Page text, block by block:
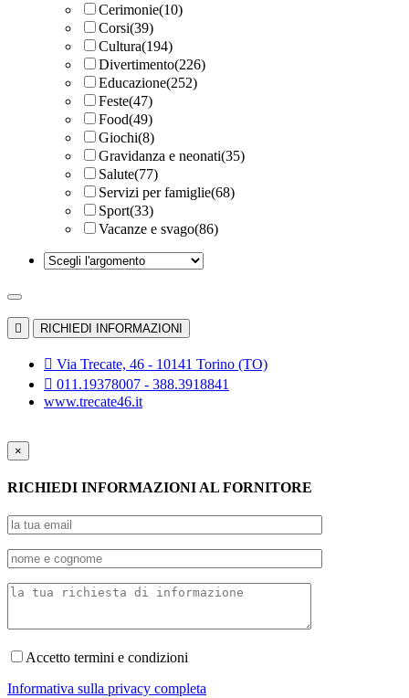
Cerimonie(10)
Corsi(39)
Cultura(194)
Divertimento(226)
Educazione(252)
Feste(47)
Food(49)
Giochi(8)
Gravidanza e neonati(35)
Salute(77)
Servizi per famiglie(68)
Sport(33)
Vacanze e svago(86)
 RICHIEDI INFORMAZIONI
 Via Trecate, 46 - 10141 Torino (TO)
 011.19378007 - 388.3918841
www.trecate46.it
×
RICHIEDI INFORMAZIONI AL FORNITORE
Accetto termini e condizioni
Informativa sulla privacy completa